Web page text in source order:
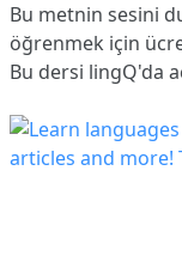
Bu metnin sesini
öğrenmek için
Bu dersi lingQ'da